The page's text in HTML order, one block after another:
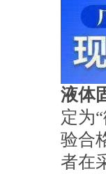
液体
定为
验合
者在